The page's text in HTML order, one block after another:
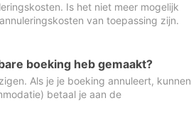
Is het niet meer mogelijk
van toepassing zijn.
boeking heb gemaakt?
Als je je boeking annuleert, kunnen
betaal je aan de